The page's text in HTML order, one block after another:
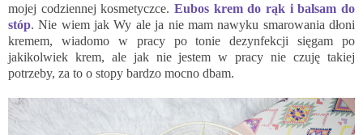
mojej codziennej kosmetyczce. Eubos krem do rąk i balsam do
stóp. Nie wiem jak Wy ale ja nie mam nawyku smarowania dłoni
kremem, wiadomo w pracy po tonie dezynfekcji sięgam po
jakikolwiek krem, ale jak nie jestem w pracy nie czuję takiej
potrzeby, za to o stopy bardzo mocno dbam.